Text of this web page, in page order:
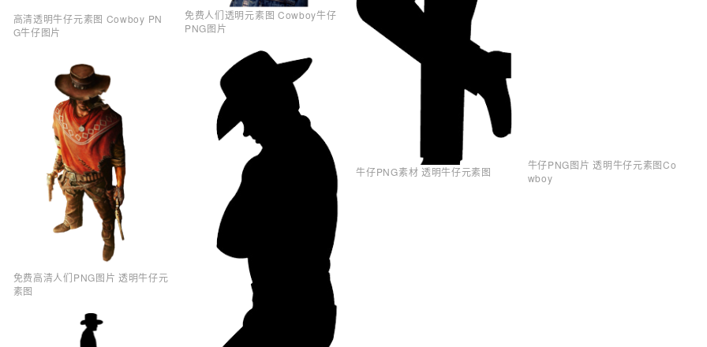
高清透明牛仔元素图 Cowboy PN
G牛仔图片
免费高清人们PNG图片 透明牛仔元
素图
免费人们透明元素图 Cowboy牛仔
PNG图片
牛仔PNG素材 透明牛仔元素图
牛仔PNG图片 透明牛仔元素图Co
wboy